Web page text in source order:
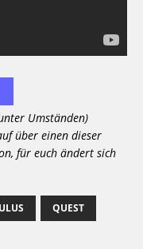
Umständen)
über einen dieser
für euch ändert sich
QUEST